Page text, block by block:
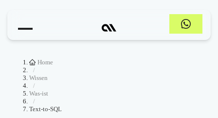
Home
/
Wissen
/
Was-ist
/
Text-to-SQL